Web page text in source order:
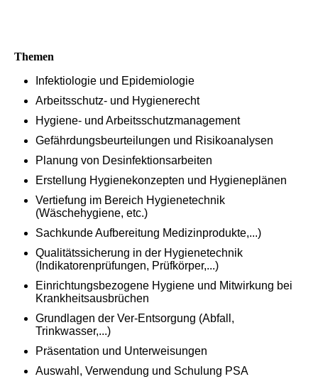
Themen
Infektiologie und Epidemiologie
Arbeitsschutz- und Hygienerecht
Hygiene- und Arbeitsschutzmanagement
Gefährdungsbeurteilungen und Risikoanalysen
Planung von Desinfektionsarbeiten
Erstellung Hygienekonzepten und Hygieneplänen
Vertiefung im Bereich Hygienetechnik
(Wäschehygiene, etc.)
Sachkunde Aufbereitung Medizinprodukte,...)
Qualitätssicherung in der Hygienetechnik
(Indikatorenprüfungen, Prüfkörper,...)
Einrichtungsbezogene Hygiene und Mitwirkung bei
Krankheitsausbrüchen
Grundlagen der Ver-Entsorgung (Abfall,
Trinkwasser,...)
Präsentation und Unterweisungen
Auswahl, Verwendung und Schulung PSA